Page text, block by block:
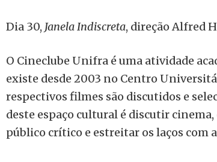
Dia 30, Janela Indiscreta, direção Alfred
O Cineclube Unifra é uma atividade
existe desde 2003 no Centro
respectivos filmes são discutidos e
deste espaço cultural é discutir
público crítico e estreitar os laços com